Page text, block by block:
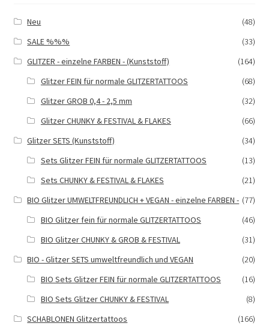
Neu
(48)
SALE %%%
(33)
GLITZER - einzelne FARBEN - (Kunststoff)
(164)
Glitzer FEIN für normale GLITZERTATTOOS
(68)
Glitzer GROB 0,4 - 2,5 mm
(32)
Glitzer CHUNKY & FESTIVAL & FLAKES
(66)
Glitzer SETS (Kunststoff)
(34)
Sets Glitzer FEIN für normale GLITZERTATTOOS
(13)
Sets CHUNKY & FESTIVAL & FLAKES
(21)
BIO Glitzer UMWELTFREUNDLICH + VEGAN - einzelne FARBEN - (77)
BIO Glitzer fein für normale GLITZERTATTOOS
(46)
BIO Glitzer CHUNKY & GROB & FESTIVAL
(31)
BIO - Glitzer SETS umweltfreundlich und VEGAN
(20)
BIO Sets Glitzer FEIN für normale GLITZERTATTOOS
(16)
BIO Sets Glitzer CHUNKY & FESTIVAL
(8)
SCHABLONEN Glitzertattoos
(166)